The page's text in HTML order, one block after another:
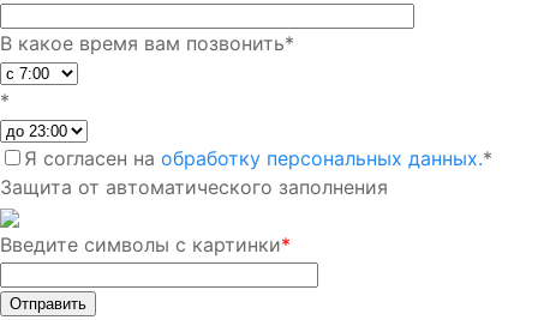
В какое время вам позвонить*
*
Я согласен на обработку персональных данных.*
Защита от автоматического заполнения
Введите символы с картинки*